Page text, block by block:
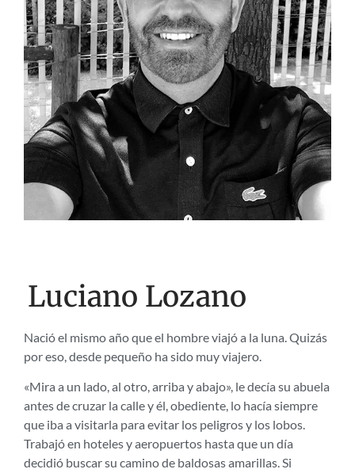
Luciano Lozano
Nació el mismo año que el hombre viajó a la luna. Quizás
por eso, desde pequeño ha sido muy viajero.
«Mira a un lado, al otro, arriba y abajo», le decía su abuela
antes de cruzar la calle y él, obediente, lo hacía siempre
que iba a visitarla para evitar los peligros y los lobos.
Trabajó en hoteles y aeropuertos hasta que un día
decidió buscar su camino de baldosas amarillas. Si